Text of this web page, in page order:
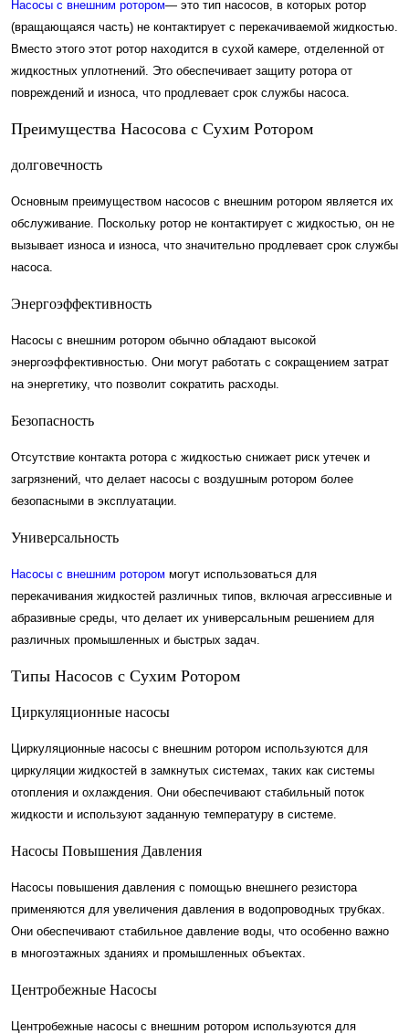
Насосы с внешним ротором— это тип насосов, в которых ротор
(вращающаяся часть) не контактирует с перекачиваемой жидкостью.
Вместо этого этот ротор находится в сухой камере, отделенной от
жидкостных уплотнений. Это обеспечивает защиту ротора от
повреждений и износа, что продлевает срок службы насоса.
Преимущества Насосова с Сухим Ротором
долговечность
Основным преимуществом насосов с внешним ротором является их
обслуживание. Поскольку ротор не контактирует с жидкостью, он не
вызывает износа и износа, что значительно продлевает срок службы
насоса.
Энергоэффективность
Насосы с внешним ротором обычно обладают высокой
энергоэффективностью. Они могут работать с сокращением затрат
на энергетику, что позволит сократить расходы.
Безопасность
Отсутствие контакта ротора с жидкостью снижает риск утечек и
загрязнений, что делает насосы с воздушным ротором более
безопасными в эксплуатации.
Универсальность
Насосы с внешним ротором могут использоваться для
перекачивания жидкостей различных типов, включая агрессивные и
абразивные среды, что делает их универсальным решением для
различных промышленных и быстрых задач.
Типы Насосов с Сухим Ротором
Циркуляционные насосы
Циркуляционные насосы с внешним ротором используются для
циркуляции жидкостей в замкнутых системах, таких как системы
отопления и охлаждения. Они обеспечивают стабильный поток
жидкости и используют заданную температуру в системе.
Насосы Повышения Давления
Насосы повышения давления с помощью внешнего резистора
применяются для увеличения давления в водопроводных трубках.
Они обеспечивают стабильное давление воды, что особенно важно
в многоэтажных зданиях и промышленных объектах.
Центробежные Насосы
Центробежные насосы с внешним ротором используются для